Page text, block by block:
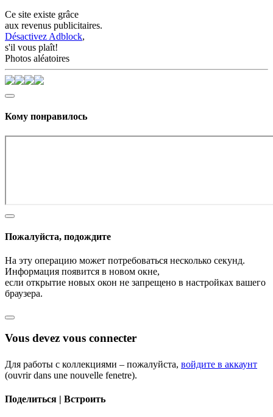
Ce site existe grâce
aux revenus publicitaires.
Désactivez Adblock,
s'il vous plaît!
Photos aléatoires
Кому понравилось
Пожалуйста, подождите
На эту операцию может потребоваться несколько секунд.
Информация появится в новом окне,
если открытие новых окон не запрещено в настройках вашего
браузера.
Vous devez vous connecter
Для работы с коллекциями – пожалуйста, войдите в аккаунт
(ouvrir dans une nouvelle fenetre).
Поделиться | Встроить